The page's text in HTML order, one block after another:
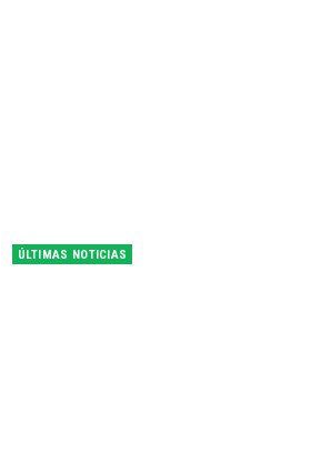
ÚLTIMAS NOTICIAS